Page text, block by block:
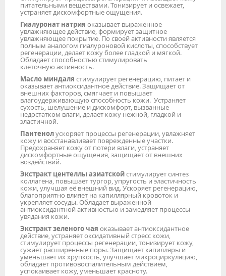
питательными веществами. Тонизирует и освежает,
устраняет дискомфортные ощущения.
Гиалуронат натрия оказывает выраженное
увлажняющее действие, формирует защитное
увлажняющее покрытие. По своей активности является
полным аналогом гиалуроновой кислоты, способствует
регенерации, делает кожу более гладкой и мягкой.
Обладает способностью стимулировать
клеточную активность.
Масло миндаля стимулирует регенерацию, питает и
оказывает антиоксидантное действие. Защищает от
внешних факторов, смягчает и повышает
влагоудерживающую способность кожи. Устраняет
сухость, шелушение и дискомфорт, вызванные
недостатком влаги, делает кожу нежной, гладкой и
эластичной.
Пантенолускоряет процессы регенерации, ув­лажняет
кожу и восстанавливает поврежденные участки.
Предохраняет кожу от потери влаги, устраняет
дискомфортные ощущения, защищает от внешних
воздействий.
Экстракт центеллы азиатскойстимулирует синтез
коллагена, повышает тургор, упругость и эластичность
кожи, улучшая её внешний вид. Ускоряет регенерацию,
благоприятно влияет на капиллярный кровоток и
укрепляет сосуды. Обладает выраженной
антиоксидантной активностью и замедляет процессы
увядания кожи.
Экстракт зеленого чая оказывает антиоксидантное
действие, устраняет оксидативный стресс кожи,
стимулирует процессы регенерации, тонизирует кожу,
сужает расширенные поры. Защищает капилляры и
уменьшает их хрупкость, улучшает микроциркуляцию,
обладает противовоспалительным действием,
успокаивает кожу, уменьшает красноту.